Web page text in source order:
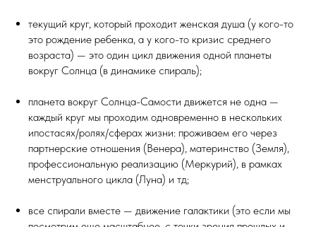
текущий круг, который проходит женская душа (у кого-то
это рождение ребенка, а у кого-то кризис среднего
возраста) — это один цикл движения одной планеты
вокруг Солнца (в динамике спираль);
планета вокруг Солнца-Самости движется не одна —
каждый круг мы проходим одновременно в нескольких
ипостасях/ролях/сферах жизни: проживаем его через
партнерские отношения (Венера), материнство (Земля),
профессиональную реализацию (Меркурий), в рамках
менструального цикла (Луна) и тд;
все спирали вместе — движение галактики (это если мы